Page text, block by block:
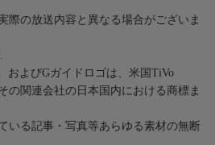
際の放送内容と異なる場合がございま
およびGガイドロゴは、米国TiVo
の関連会社の日本国内における商標ま
いる記事・写真等あらゆる素材の無断